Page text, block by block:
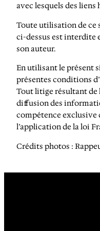
avec lesquels des
Toute utilisation de ce
ci-dessus est interdite
son auteur.
En utilisant le présent
présentes conditions
Tout litige résultant de
diffusion des
compétence exclusive
l’application de la loi
Crédits photos :